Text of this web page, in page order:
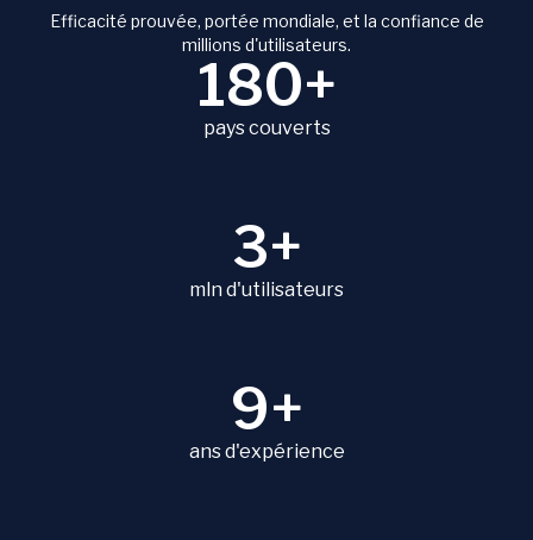
Efficacité prouvée, portée mondiale, et la confiance de
millions d'utilisateurs.
180+
pays couverts
3+
mln d'utilisateurs
9+
ans d'expérience